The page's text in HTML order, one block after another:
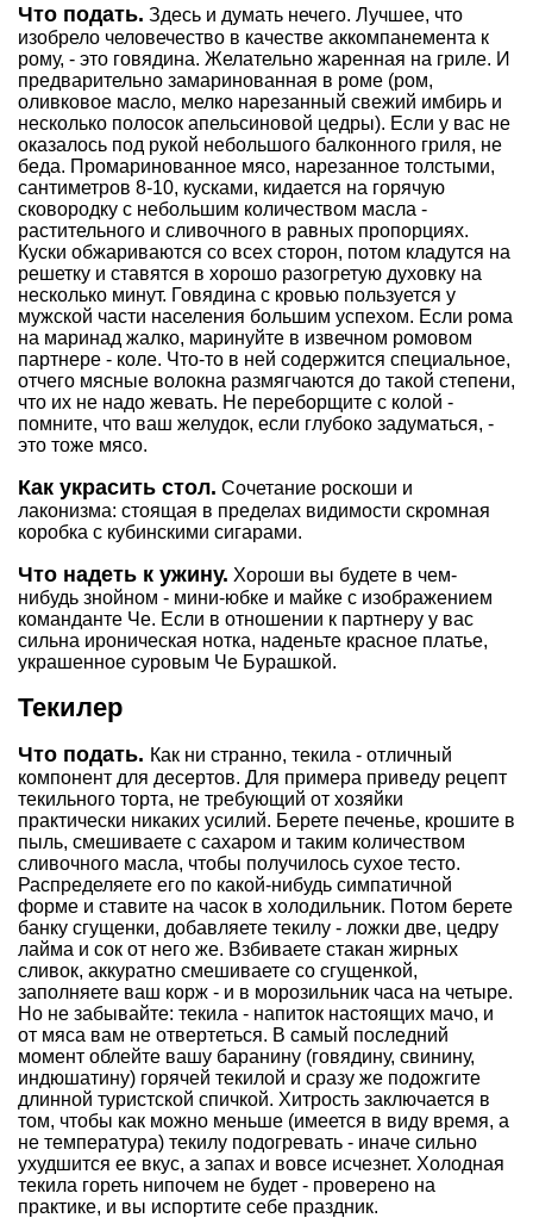
Что подать. Здесь и думать нечего. Лучшее, что
изобрело человечество в качестве аккомпанемента к
рому, - это говядина. Желательно жаренная на гриле. И
предварительно замаринованная в роме (ром,
оливковое масло, мелко нарезанный свежий имбирь и
несколько полосок апельсиновой цедры). Если у вас не
оказалось под рукой небольшого балконного гриля, не
беда. Промаринованное мясо, нарезанное толстыми,
сантиметров 8-10, кусками, кидается на горячую
сковородку с небольшим количеством масла -
растительного и сливочного в равных пропорциях.
Куски обжариваются со всех сторон, потом кладутся на
решетку и ставятся в хорошо разогретую духовку на
несколько минут. Говядина с кровью пользуется у
мужской части населения большим успехом. Если рома
на маринад жалко, маринуйте в извечном ромовом
партнере - коле. Что-то в ней содержится специальное,
отчего мясные волокна размягчаются до такой степени,
что их не надо жевать. Не переборщите с колой -
помните, что ваш желудок, если глубоко задуматься, -
это тоже мясо.
Как украсить стол. Сочетание роскоши и
лаконизма: стоящая в пределах видимости скромная
коробка с кубинскими сигарами.
Что надеть к ужину. Хороши вы будете в чем-
нибудь знойном - мини-юбке и майке с изображением
команданте Че. Если в отношении к партнеру у вас
сильна ироническая нотка, наденьте красное платье,
украшенное суровым Че Бурашкой.
Текилер
Что подать. Как ни странно, текила - отличный
компонент для десертов. Для примера приведу рецепт
текильного торта, не требующий от хозяйки
практически никаких усилий. Берете печенье, крошите в
пыль, смешиваете с сахаром и таким количеством
сливочного масла, чтобы получилось сухое тесто.
Распределяете его по какой-нибудь симпатичной
форме и ставите на часок в холодильник. Потом берете
банку сгущенки, добавляете текилу - ложки две, цедру
лайма и сок от него же. Взбиваете стакан жирных
сливок, аккуратно смешиваете со сгущенкой,
заполняете ваш корж - и в морозильник часа на четыре.
Но не забывайте: текила - напиток настоящих мачо, и
от мяса вам не отвертеться. В самый последний
момент облейте вашу баранину (говядину, свинину,
индюшатину) горячей текилой и сразу же подожгите
длинной туристской спичкой. Хитрость заключается в
том, чтобы как можно меньше (имеется в виду время, а
не температура) текилу подогревать - иначе сильно
ухудшится ее вкус, а запах и вовсе исчезнет. Холодная
текила гореть нипочем не будет - проверено на
практике, и вы испортите себе праздник.